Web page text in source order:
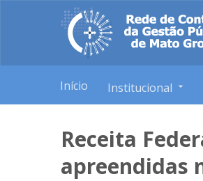
Início Institucional
Receita
apreendidas